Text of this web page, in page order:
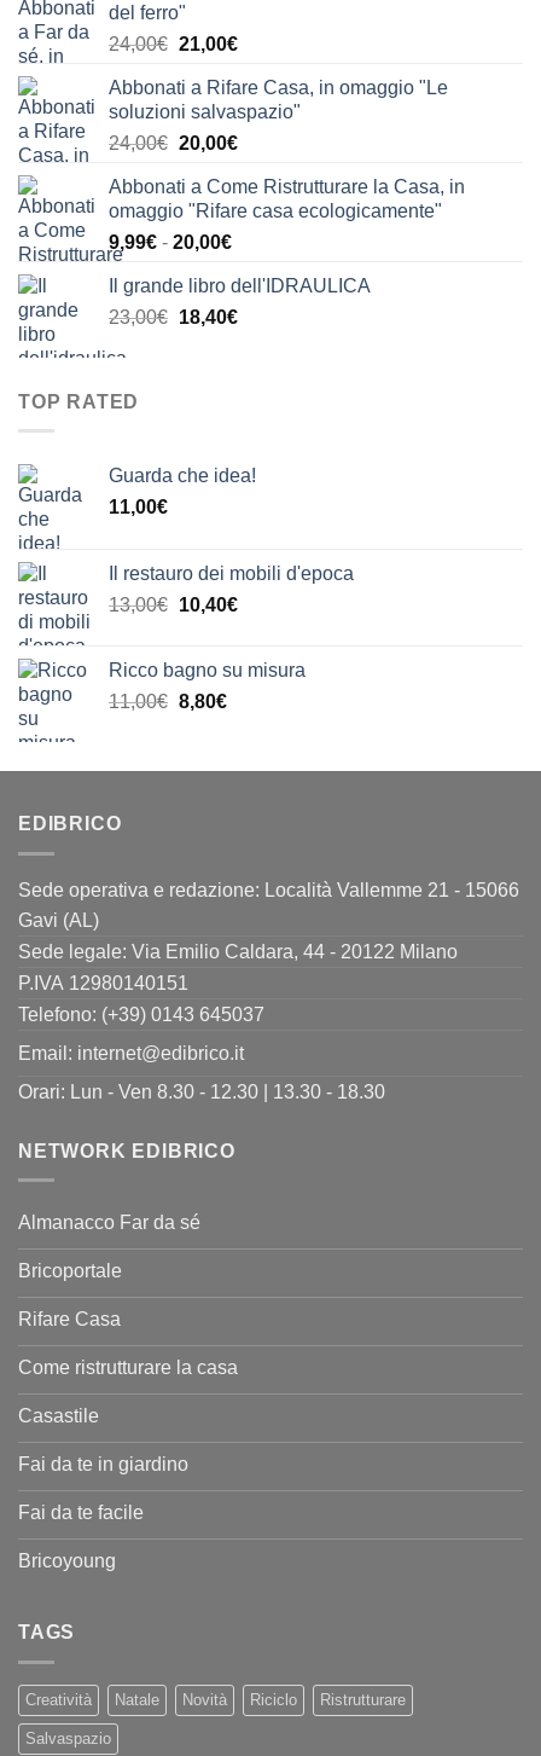
del ferro"
24,00€ Il
originale
era:
24,00€.
21,00€Il
attuale
è:
21,00€.
Abbonati a Rifare Casa, in omaggio "Le
soluzioni salvaspazio"
24,00€ Il
originale
era:
24,00€.
20,00€Il
attuale
è:
Abbonati a Come Ristrutturare la Casa, in
omaggio "Rifare casa ecologicamente"
9,99€ - 20,00€Fascia
prezzo:
da
Il grande libro dell'IDRAULICA
23,00€ Il
18,40€Il
TOP RATED
Guarda che idea!
11,00€
Il restauro dei mobili d'epoca
13,00€ Il
era:
13,00€.
10,40€Il
è:
Ricco bagno su misura
11,00€ Il
era:
8,80€Il
è:
EDIBRICO
Sede operativa e redazione: Località Vallemme 21 - 15066
Gavi (AL)
Sede legale: Via Emilio Caldara, 44 - 20122 Milano
P.IVA 12980140151
Telefono: (+39) 0143 645037
Email: internet@edibrico.it
Orari: Lun - Ven 8.30 - 12.30 | 13.30 - 18.30
NETWORK EDIBRICO
Almanacco Far da sé
Bricoportale
Rifare Casa
Come ristrutturare la casa
Casastile
Fai da te in giardino
Fai da te facile
Bricoyoung
TAGS
Creatività Natale Novità Riciclo Ristrutturare
Salvaspazio